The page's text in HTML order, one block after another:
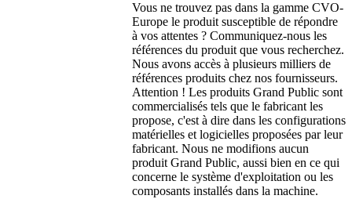
Vous ne trouvez pas dans la gamme CVO-
Europe le produit susceptible de répondre
à vos attentes ? Communiquez-nous les
références du produit que vous recherchez.
Nous avons accès à plusieurs milliers de
références produits chez nos fournisseurs.
Attention ! Les produits Grand Public sont
commercialisés tels que le fabricant les
propose, c'est à dire dans les configurations
matérielles et logicielles proposées par leur
fabricant. Nous ne modifions aucun
produit Grand Public, aussi bien en ce qui
concerne le système d'exploitation ou les
composants installés dans la machine.